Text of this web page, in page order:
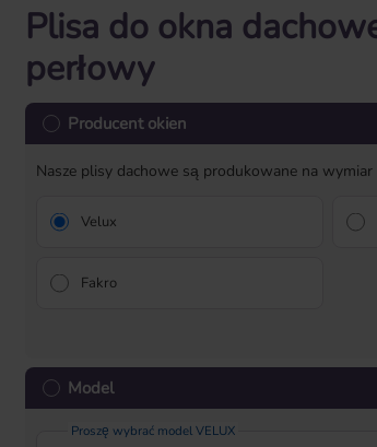
Plisa do okna
perłowy
Producent okien
Nasze plisy dachowe są produkowane na
Velux
Fakro
Model
Proszę wybrać model VELUX